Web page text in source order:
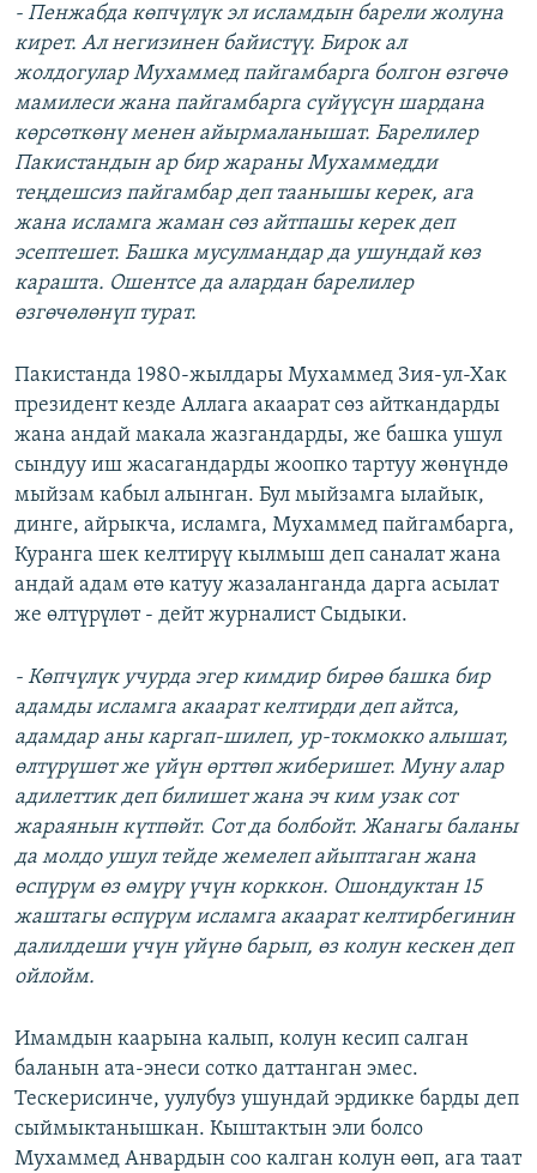
- Пенжабда көпчүлүк эл исламдын барели жолуна
кирет. Ал негизинен байистүү. Бирок ал
жолдогулар Мухаммед пайгамбарга болгон өзгөчө
мамилеси жана пайгамбарга сүйүүсүн шардана
көрсөткөнү менен айырмаланышат. Барелилер
Пакистандын ар бир жараны Мухаммедди
теңдешсиз пайгамбар деп таанышы керек, ага
жана исламга жаман сөз айтпашы керек деп
эсептешет. Башка мусулмандар да ушундай көз
карашта. Ошентсе да алардан барелилер
өзгөчөлөнүп турат.
Пакистанда 1980-жылдары Мухаммед Зия-ул-Хак
президент кезде Аллага акаарат сөз айткандарды
жана андай макала жазгандарды, же башка ушул
сындуу иш жасагандарды жоопко тартуу жөнүндө
мыйзам кабыл алынган. Бул мыйзамга ылайык,
динге, айрыкча, исламга, Мухаммед пайгамбарга,
Куранга шек келтирүү кылмыш деп саналат жана
андай адам өтө катуу жазаланганда дарга асылат
же өлтүрүлөт - дейт журналист Сыдыки.
- Көпчүлүк учурда эгер кимдир бирөө башка бир
адамды исламга акаарат келтирди деп айтса,
адамдар аны каргап-шилеп, ур-токмокко алышат,
өлтүрүшөт же үйүн өрттөп жиберишет. Муну алар
адилеттик деп билишет жана эч ким узак сот
жараянын күтпөйт. Сот да болбойт. Жанагы баланы
да молдо ушул тейде жемелеп айыптаган жана
өспүрүм өз өмүрү үчүн корккон. Ошондуктан 15
жаштагы өспүрүм исламга акаарат келтирбегинин
далилдеши үчүн үйүнө барып, өз колун кескен деп
ойлойм.
Имамдын каарына калып, колун кесип салган
баланын ата-энеси сотко даттанган эмес.
Тескерисинче, уулубуз ушундай эрдикке барды деп
сыймыктанышкан. Кыштактын эли болсо
Мухаммед Анвардын соо калган колун өөп, ага таат